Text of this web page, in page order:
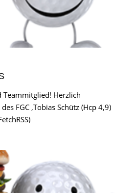
Teammitglied! Herzlich
FGC ,Tobias Schütz (Hcp 4,9)